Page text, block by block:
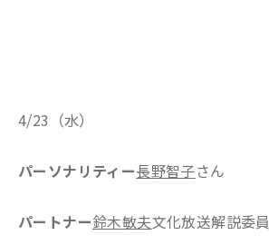
4/23（水）
パーソナリティー長野智子さん
パートナー鈴木敏夫文化放送解説委員